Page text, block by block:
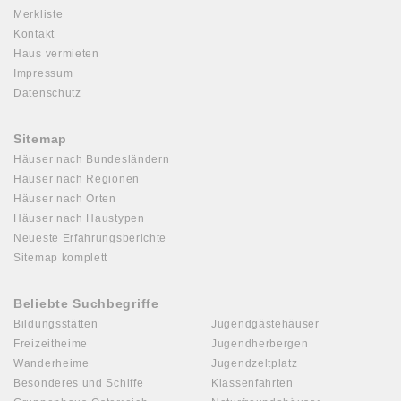
Merkliste
Kontakt
Haus vermieten
Impressum
Datenschutz
Sitemap
Häuser nach Bundesländern
Häuser nach Regionen
Häuser nach Orten
Häuser nach Haustypen
Neueste Erfahrungsberichte
Sitemap komplett
Beliebte Suchbegriffe
Bildungsstätten
Freizeitheime
Wanderheime
Besonderes und Schiffe
Jugendgästehäuser
Jugendherbergen
Jugendzeltplatz
Klassenfahrten